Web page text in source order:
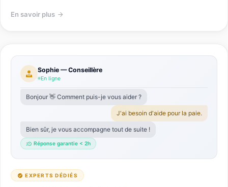
En savoir plus
Sophie — Conseillère
En ligne
Bonjour 👋 Comment puis-je vous aider ?
J'ai besoin d'aide pour la paie.
Bien sûr, je vous accompagne tout de suite !
Réponse garantie < 2h
EXPERTS DÉDIÉS